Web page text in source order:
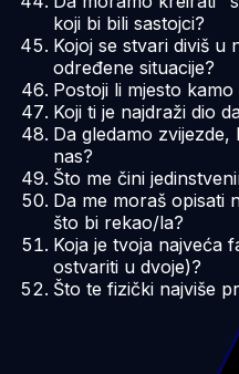
koji bi bili sastojci?
Kojoj se stvari diviš u
određene situacije?
Postoji li mjesto
Koji ti je najdraži dio
Da gledamo
nas?
Što me čini
Da me moraš opisati
što bi rekao/la?
Koja je tvoja najveća
ostvariti u dvoje)?
Što te fizički najviše